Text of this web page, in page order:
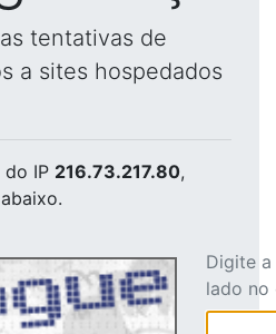
tentativas de
a sites hospedados
do IP 216.73.217.80,
Digite
lado no